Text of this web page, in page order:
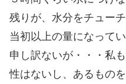
残りが、水分をチュー
当初以上の量になってい
申し訳ないが・・・私
性はないし、あるもの